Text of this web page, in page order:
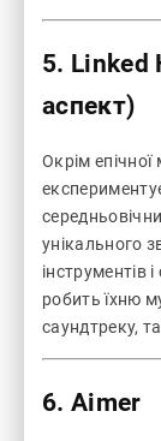
5. Linked
аспект)
Окрім
унікального
інструментів
робить їхню
саундтреку,
6. Aimer